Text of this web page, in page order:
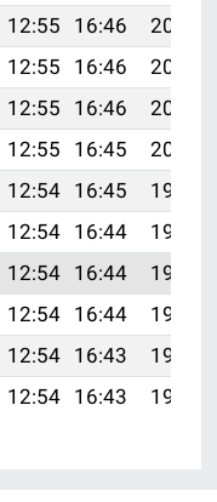
12:55 16:46
20:03
12:55 16:46
20:02
12:55 16:46
20:01
12:55 16:45
20:00
12:54 16:45
19:59
12:54 16:44
19:58
12:54 16:44
19:57
12:54 16:44
19:55
12:54 16:43
19:54
12:54 16:43 19:53